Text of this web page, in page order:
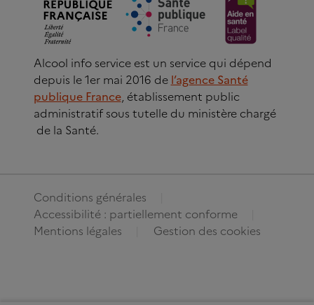
Alcool info service est un service qui dépend
depuis le 1er mai 2016 de l’agence Santé
publique France, établissement public
administratif sous tutelle du ministère chargé
de la Santé.
Conditions générales
Accessibilité : partiellement conforme
Mentions légales
Gestion des cookies